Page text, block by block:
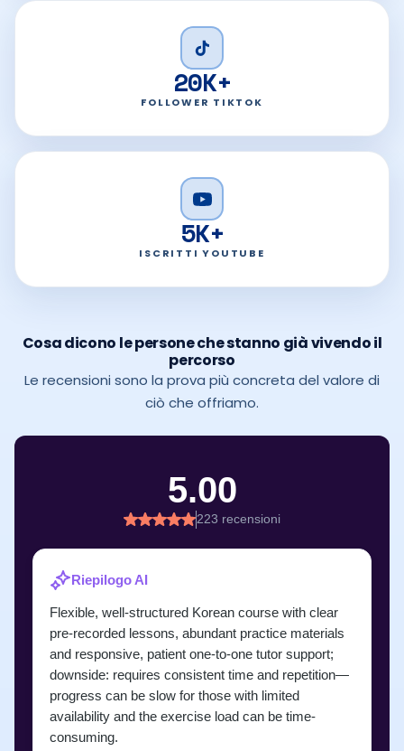
20K+
FOLLOWER TIKTOK
5K+
ISCRITTI YOUTUBE
Cosa dicono le persone che stanno già vivendo il
percorso
Le recensioni sono la prova più concreta del valore di
ciò che offriamo.